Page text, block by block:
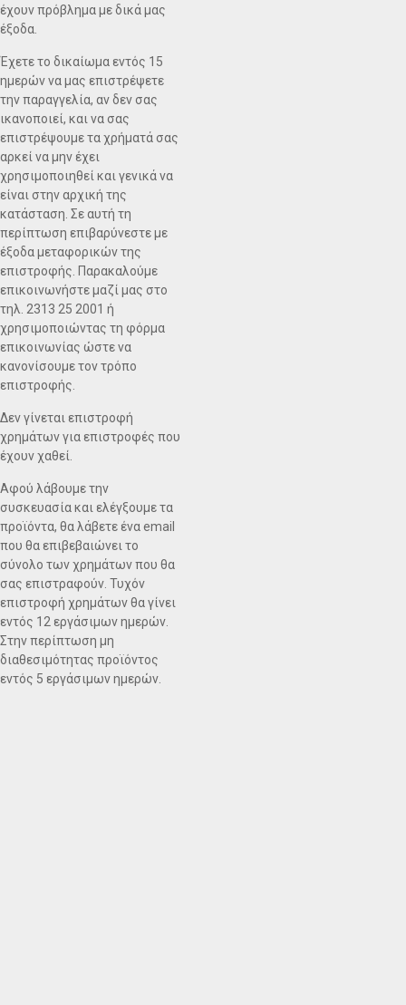
έχουν πρόβλημα με δικά μας
έξοδα.
Έχετε το δικαίωμα εντός 15
ημερών να μας επιστρέψετε
την παραγγελία, αν δεν σας
ικανοποιεί, και να σας
επιστρέψουμε τα χρήματά σας
αρκεί να μην έχει
χρησιμοποιηθεί και γενικά να
είναι στην αρχική της
κατάσταση. Σε αυτή τη
περίπτωση επιβαρύνεστε με
έξοδα μεταφορικών της
επιστροφής. Παρακαλούμε
επικοινωνήστε μαζί μας στο
τηλ. 2313 25 2001 ή
χρησιμοποιώντας τη φόρμα
επικοινωνίας ώστε να
κανονίσουμε τον τρόπο
επιστροφής.
Δεν γίνεται επιστροφή
χρημάτων για επιστροφές που
έχουν χαθεί.
Αφού λάβουμε την
συσκευασία και ελέγξουμε τα
προϊόντα, θα λάβετε ένα email
που θα επιβεβαιώνει το
σύνολο των χρημάτων που θα
σας επιστραφούν. Τυχόν
επιστροφή χρημάτων θα γίνει
εντός 12 εργάσιμων ημερών.
Στην περίπτωση μη
διαθεσιμότητας προϊόντος
εντός 5 εργάσιμων ημερών.